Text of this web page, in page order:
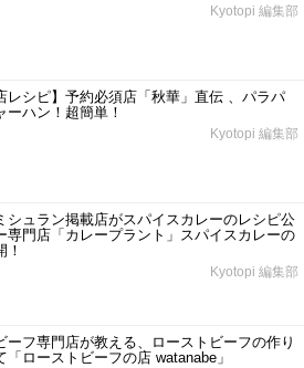
Kyotopi 編集部
レシピ】予約必須店「秋華」直伝 、パラパ
ーハン！超簡単！
Kyotopi 編集部
シュラン掲載店がスパイスカレーのレシピ公
専門店「カレープラント」スパイスカレーの
！
Kyotopi 編集部
ーフ専門店が教える、ローストビーフの作り
「ローストビーフの店 watanabe」